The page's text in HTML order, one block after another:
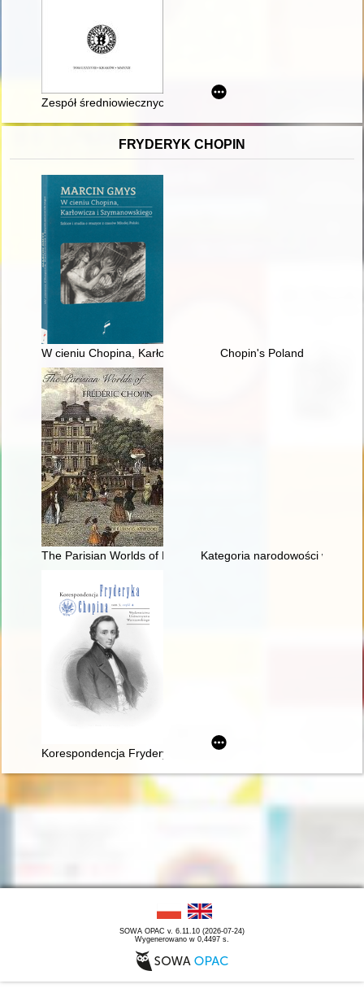
Zespół średniowiecznych płytek posadzkowych z kościoła i
FRYDERYK CHOPIN
W cieniu Chopina, Karłowicza i Szymanowskiego : szkice i
Chopin's Poland
The Parisian Worlds of Frédéric ChopinKategoria narodowości w
Korespondencja Fryderyka Chopina. T. 3 cz. 4
SOWA OPAC v. 6.11.10 (2026-07-24)
Wygenerowano w 0,4497 s.